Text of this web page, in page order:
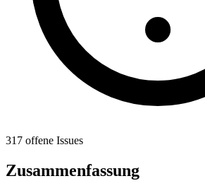
317 offene Issues
Zusammenfassung